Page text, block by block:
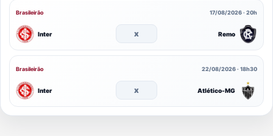
Brasileirão 17/08/2026 · 20h
Inter x Remo
Brasileirão 22/08/2026 · 18h30
Inter x Atlético-MG